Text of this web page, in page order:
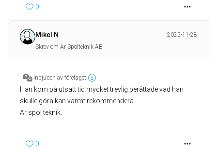
0
Mikel N
2025-11-28
Skrev om Ar Spolteknik AB
Inbjuden av företaget
Han kom på utsatt tid mycket trevlig berättade vad han
skulle göra kan varmt rekommendera
Ar spol teknik.
0